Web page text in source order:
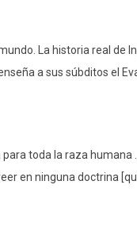
La historia real de
a sus súbditos el
toda la raza humana
en ninguna doctrina